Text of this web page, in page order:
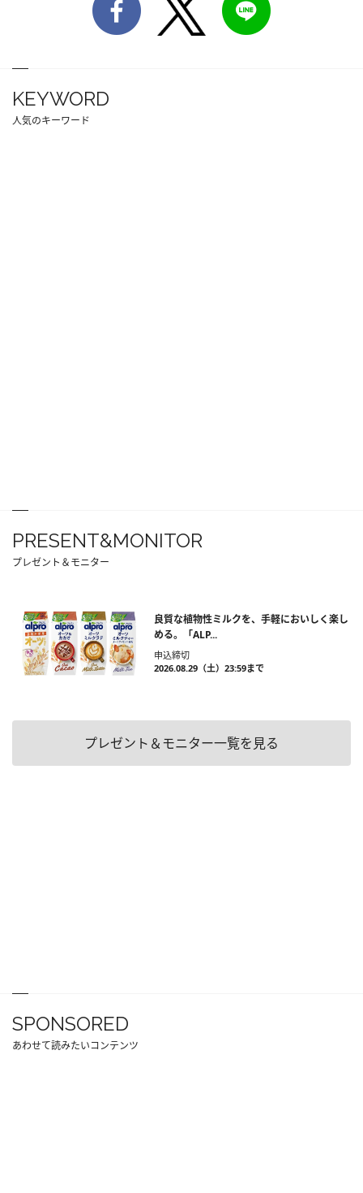
KEYWORD
人気のキーワード
PRESENT&MONITOR
プレゼント＆モニター
良質な植物性ミルクを、手軽においしく楽し
める。「ALP...
申込締切
2026.08.29（土）23:59まで
プレゼント＆モニター一覧を見る
SPONSORED
あわせて読みたいコンテンツ